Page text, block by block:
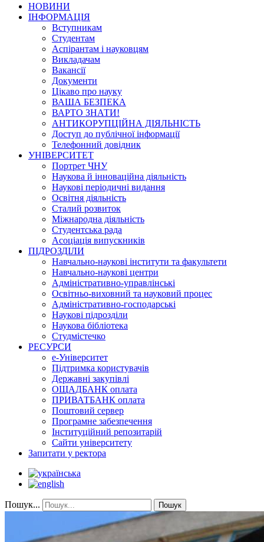
НОВИНИ
ІНФОРМАЦІЯ
Вступникам
Студентам
Аспірантам і науковцям
Викладачам
Вакансії
Документи
Цікаво про науку
ВАША БЕЗПЕКА
ВАРТО ЗНАТИ!
АНТИКОРУПЦІЙНА ДІЯЛЬНІСТЬ
Доступ до публічної інформації
Телефонний довідник
УНІВЕРСИТЕТ
Портрет ЧНУ
Наукова й інноваційна діяльність
Наукові періодичні видання
Освітня діяльність
Сталий розвиток
Міжнародна діяльність
Студентська рада
Асоціація випускників
ПІДРОЗДІЛИ
Навчально-наукові інститути та факультети
Навчально-наукові центри
Адміністративно-управлінські
Освітньо-виховний та науковий процес
Адміністративно-господарські
Наукові підрозділи
Наукова бібліотека
Студмістечко
РЕСУРСИ
е-Університет
Підтримка користувачів
Державні закупівлі
ОЩАДБАНК оплата
ПРИВАТБАНК оплата
Поштовий сервер
Програмне забезпечення
Інституційний репозитарій
Сайти університету
Запитати у ректора
Пошук... Пошук